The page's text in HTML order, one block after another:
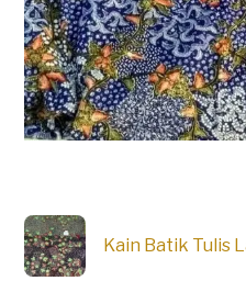
Kain Batik Tulis